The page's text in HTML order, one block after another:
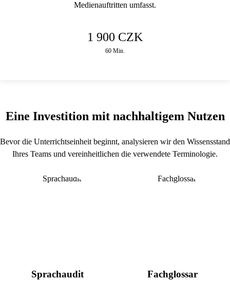
Medienauftritten umfasst.
1 900 CZK
60 Min.
Eine Investition mit nachhaltigem Nutzen
Bevor die Unterrichtseinheit beginnt, analysieren wir den Wissensstand
Ihres Teams und vereinheitlichen die verwendete Terminologie.
Sprachaudit Fachglossar